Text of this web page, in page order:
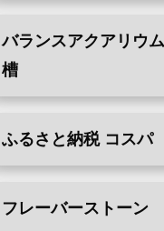
バランスアクアリウ
槽
ふるさと納税 コスパ
フレーバーストーン